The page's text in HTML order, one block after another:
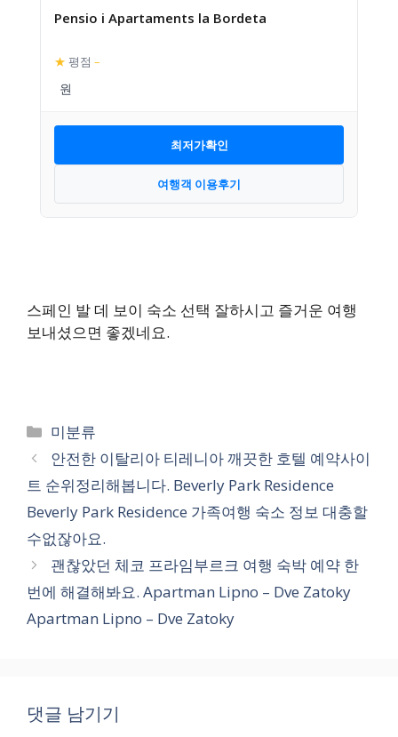
Pensio i Apartaments la Bordeta
★ 평점 –
최저가확인
여행객 이용후기
스페인 발 데 보이 숙소 선택 잘하시고 즐거운 여행
보내셨으면 좋겠네요.
카
테
고
리
미분류
안전한 이탈리아 티레니아 깨끗한 호텔 예약사이
트 순위정리해봅니다. Beverly Park Residence
Beverly Park Residence 가족여행 숙소 정보 대충할
수없잖아요.
괜찮았던 체코 프라임부르크 여행 숙박 예약 한
번에 해결해봐요. Apartman Lipno – Dve Zatoky
Apartman Lipno – Dve Zatoky
댓글 남기기